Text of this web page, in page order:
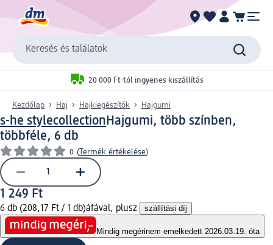
Keresés és találatok
20 000 Ft-tól ingyenes kiszállítás
Kezdőlap Haj Hajkiegészítők Hajgumi
s-he stylecollection Hajgumi, több színben,
többféle, 6 db
0 (Termék értékelése)
1 249 Ft
6 db (208,17 Ft / 1 db)áfával, plusz szállítási díj
Mindig megérinem emelkedett 2026.03.19. óta